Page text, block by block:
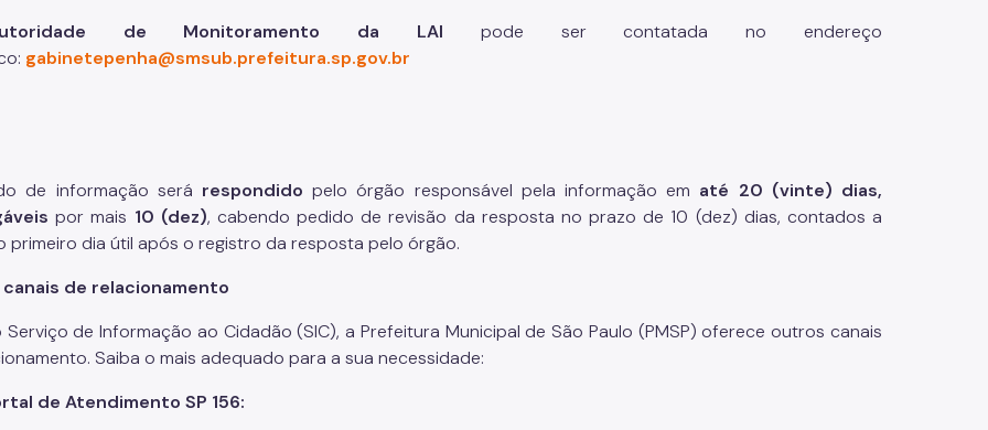
de Monitoramento da LAI pode ser contatada no endereço
gabinetepenha@smsub.prefeitura.sp.gov.br
de informação será respondidopelo órgão responsável pela informação em até 20 (vinte) dias,
por mais 10 (dez), cabendo pedido de revisão da resposta no prazo de 10 (dez) dias, contados a
primeiro dia útil após o registro da resposta pelo órgão.
de relacionamento
Serviço de Informação ao Cidadão (SIC), a Prefeitura Municipal de São Paulo (PMSP) oferece outros canais
Saiba o mais adequado para a sua necessidade:
de Atendimento SP 156: